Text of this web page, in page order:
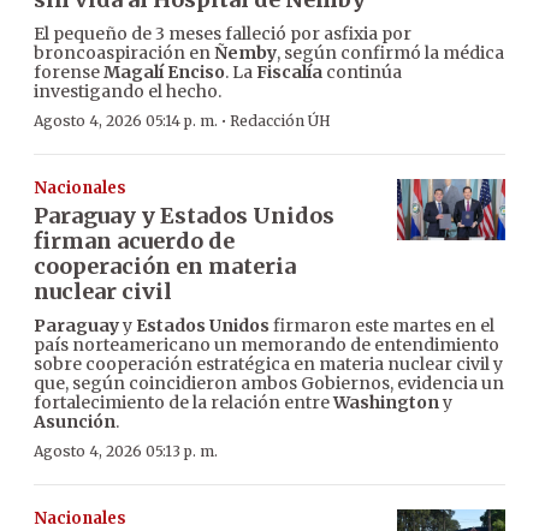
El pequeño de 3 meses falleció por asfixia por
broncoaspiración enÑemby, según confirmó la médica
forenseMagalí Enciso. LaFiscalía continúa
investigando el hecho.
Agosto 4, 2026 05:14 p. m. · Redacción ÚH
Nacionales
Paraguay y Estados Unidos
firman acuerdo de
cooperación en materia
nuclear civil
Paraguayy Estados Unidos firmaron este martes en el
país norteamericano un memorando de entendimiento
sobre cooperación estratégica en materia nuclear civil y
que, según coincidieron ambos Gobiernos, evidencia un
fortalecimiento de la relación entreWashingtony
Asunción.
Agosto 4, 2026 05:13 p. m.
Nacionales